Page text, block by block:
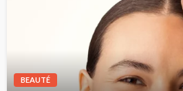
BEAUTÉ